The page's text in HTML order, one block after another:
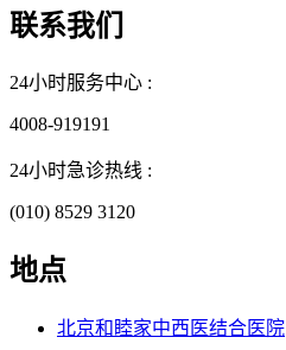
联系我们
24小时服务中心 :
4008-919191
24小时急诊热线 :
(010) 8529 3120
地点
北京和睦家中西医结合医院